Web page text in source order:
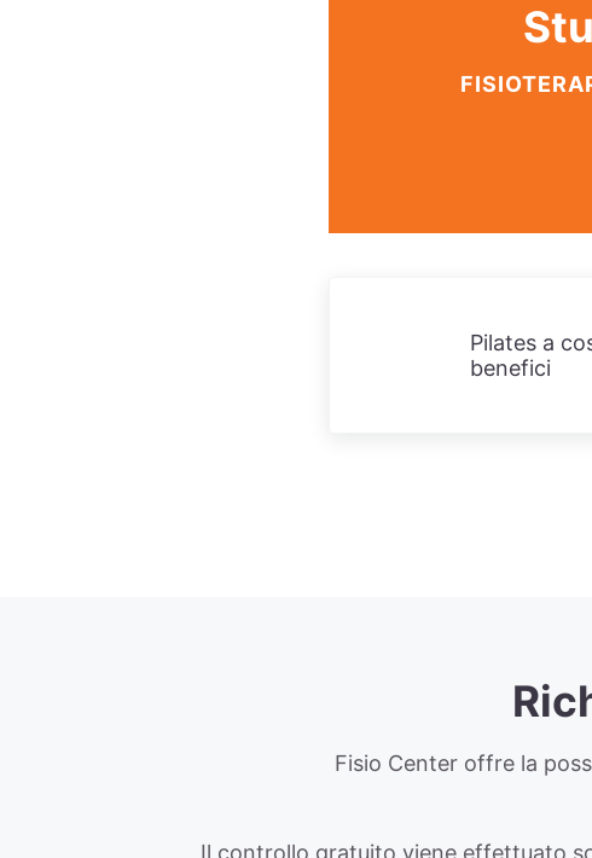
Pilates a
benefici
Fisio Center offre la
Il controllo gratuito viene effettuato